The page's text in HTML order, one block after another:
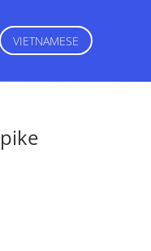
VIETNAMESE